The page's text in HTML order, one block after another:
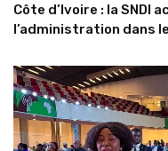
Côte d’Ivoire : la SNDI
l’administration dans